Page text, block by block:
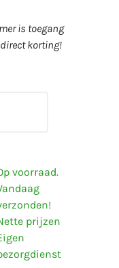
is toegang
korting!
voorraad.
prijzen